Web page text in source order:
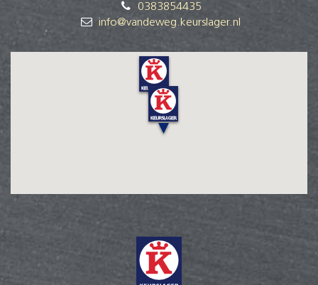
0383854435
info@vandeweg.keurslager.nl